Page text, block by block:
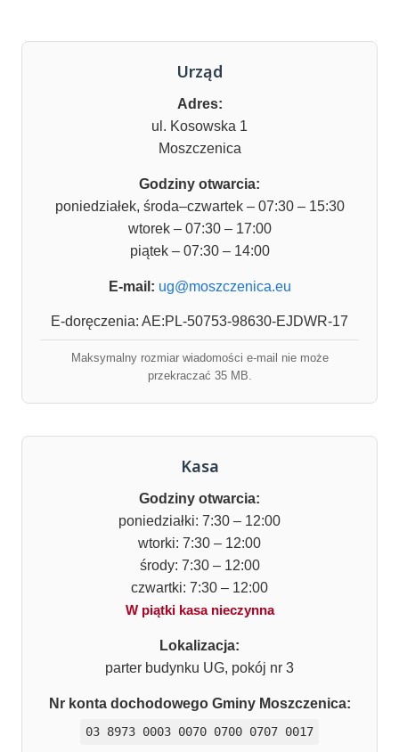
Urząd
Adres:
ul. Kosowska 1
Moszczenica
Godziny otwarcia:
poniedziałek, środa–czwartek – 07:30 – 15:30
wtorek – 07:30 – 17:00
piątek – 07:30 – 14:00
E-mail: ug@moszczenica.eu
E-doręczenia: AE:PL-50753-98630-EJDWR-17
Maksymalny rozmiar wiadomości e-mail nie może
przekraczać 35 MB.
Kasa
Godziny otwarcia:
poniedziałki: 7:30 – 12:00
wtorki: 7:30 – 12:00
środy: 7:30 – 12:00
czwartki: 7:30 – 12:00
W piątki kasa nieczynna
Lokalizacja:
parter budynku UG, pokój nr 3
Nr konta dochodowego Gminy Moszczenica:
03 8973 0003 0070 0700 0707 0017